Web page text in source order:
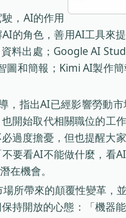
，AI的作用
的角色，善用AI工具來
料出處；Google AI
和簡報；Kimi AI製作
指出AI已經影響勞動
開始取代相關職位的工
過度擔憂，但也提醒大
要看AI不能做什麼，看
在機會。
所帶來的顛覆性變革，
持開放的心態：「機器